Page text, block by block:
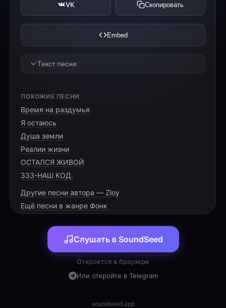
VK Скопировать
Embed
Текст песни
Я сметь не мечтал о тебе, для меня ты
запретна За грех считал думать о любви
безответной Чувства стирая из памяти ,
жестоко бесследно Шепотом в ночи
растворяясь, ведь не мне ты заповедна
Твой образ , улыбку твою за икону принимая,
Сказать люблю не смел безмолвно
страдая Тайные чувства, потоками в
небытие утекали Мой покой с грохотом так
ПОХОЖИЕ ПЕСНИ
Время на раздумья
Я остаюсь
Душа земли
Реалии жизни
ОСТАЛСЯ ЖИВОЙ
333-НАШ КОД.
Другие песни автора — Zloy
Ещё песни в жанре Фонк
Слушать в SoundSeed
Откроется в браузере
Или откройте в Telegram
soundseed.app